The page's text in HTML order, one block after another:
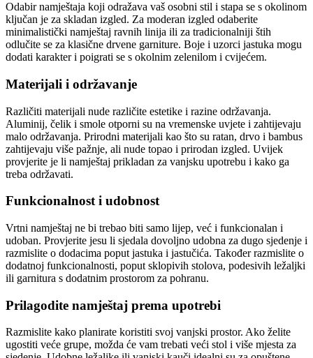
Odabir namještaja koji odražava vaš osobni stil i stapa se s okolinom
ključan je za skladan izgled. Za moderan izgled odaberite
minimalistički namještaj ravnih linija ili za tradicionalniji štih
odlučite se za klasične drvene garniture. Boje i uzorci jastuka mogu
dodati karakter i poigrati se s okolnim zelenilom i cvijećem.
Materijali i održavanje
Različiti materijali nude različite estetike i razine održavanja.
Aluminij, čelik i smole otporni su na vremenske uvjete i zahtijevaju
malo održavanja. Prirodni materijali kao što su ratan, drvo i bambus
zahtijevaju više pažnje, ali nude topao i prirodan izgled. Uvijek
provjerite je li namještaj prikladan za vanjsku upotrebu i kako ga
treba održavati.
Funkcionalnost i udobnost
Vrtni namještaj ne bi trebao biti samo lijep, već i funkcionalan i
udoban. Provjerite jesu li sjedala dovoljno udobna za dugo sjedenje i
razmislite o dodacima poput jastuka i jastučića. Također razmislite o
dodatnoj funkcionalnosti, poput sklopivih stolova, podesivih ležaljki
ili garnitura s dodatnim prostorom za pohranu.
Prilagodite namještaj prema upotrebi
Razmislite kako planirate koristiti svoj vanjski prostor. Ako želite
ugostiti veće grupe, možda će vam trebati veći stol i više mjesta za